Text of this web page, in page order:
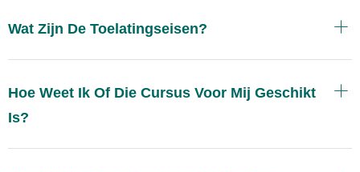
Wat Zijn De Toelatingseisen?
Hoe Weet Ik Of Die Cursus Voor Mij Geschikt
Is?